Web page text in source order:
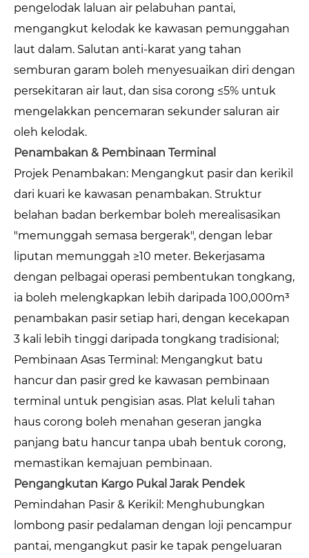
pengelodak laluan air pelabuhan pantai,
mengangkut kelodak ke kawasan pemunggahan
laut dalam. Salutan anti-karat yang tahan
semburan garam boleh menyesuaikan diri dengan
persekitaran air laut, dan sisa corong ≤5% untuk
mengelakkan pencemaran sekunder saluran air
oleh kelodak.
Penambakan & Pembinaan Terminal
Projek Penambakan: Mengangkut pasir dan kerikil
dari kuari ke kawasan penambakan. Struktur
belahan badan berkembar boleh merealisasikan
"memunggah semasa bergerak", dengan lebar
liputan memunggah ≥10 meter. Bekerjasama
dengan pelbagai operasi pembentukan tongkang,
ia boleh melengkapkan lebih daripada 100,000m³
penambakan pasir setiap hari, dengan kecekapan
3 kali lebih tinggi daripada tongkang tradisional;
Pembinaan Asas Terminal: Mengangkut batu
hancur dan pasir gred ke kawasan pembinaan
terminal untuk pengisian asas. Plat keluli tahan
haus corong boleh menahan geseran jangka
panjang batu hancur tanpa ubah bentuk corong,
memastikan kemajuan pembinaan.
Pengangkutan Kargo Pukal Jarak Pendek
Pemindahan Pasir & Kerikil: Menghubungkan
lombong pasir pedalaman dengan loji pencampur
pantai, mengangkut pasir ke tapak pengeluaran